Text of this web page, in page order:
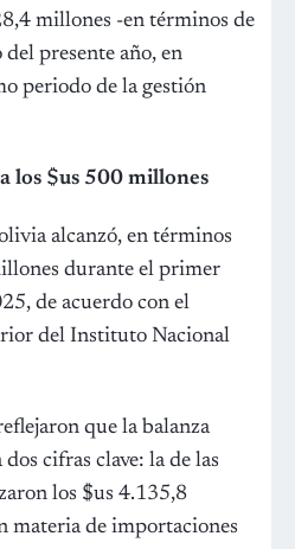
millones -en términos de
presente año, en
periodo de la gestión
los $us 500 millones
alcanzó, en términos
durante el primer
de acuerdo con el
del Instituto Nacional
que la balanza
cifras clave: la de las
los $us 4.135,8
materia de importaciones